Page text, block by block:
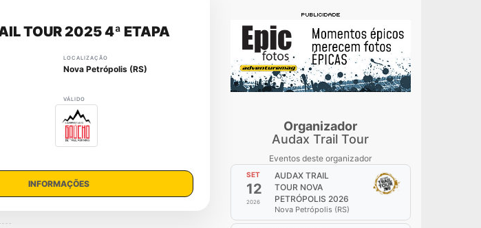
TOUR 2025 4ª ETAPA
LOCALIZAÇÃO
Nova Petrópolis (RS)
VÁLIDO
INFORMAÇÕES
Organizador
Audax Trail Tour
Eventos deste organizador
SET
12
2026
AUDAX TRAIL
TOUR NOVA
PETRÓPOLIS 2026
Nova Petrópolis (RS)